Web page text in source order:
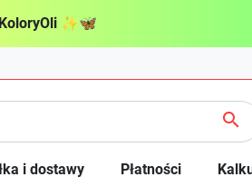
✨🦋

i dostawy Płatności